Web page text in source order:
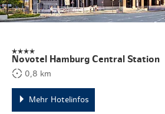
Novotel Hamburg Central Station
0,8 km
Mehr Hotelinfos